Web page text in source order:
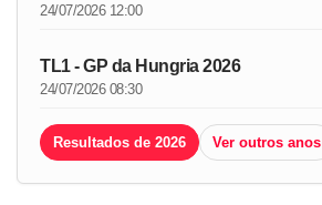
24/07/2026 12:00
TL1 - GP da Hungria 2026
24/07/2026 08:30
Resultados de 2026 Ver outros anos